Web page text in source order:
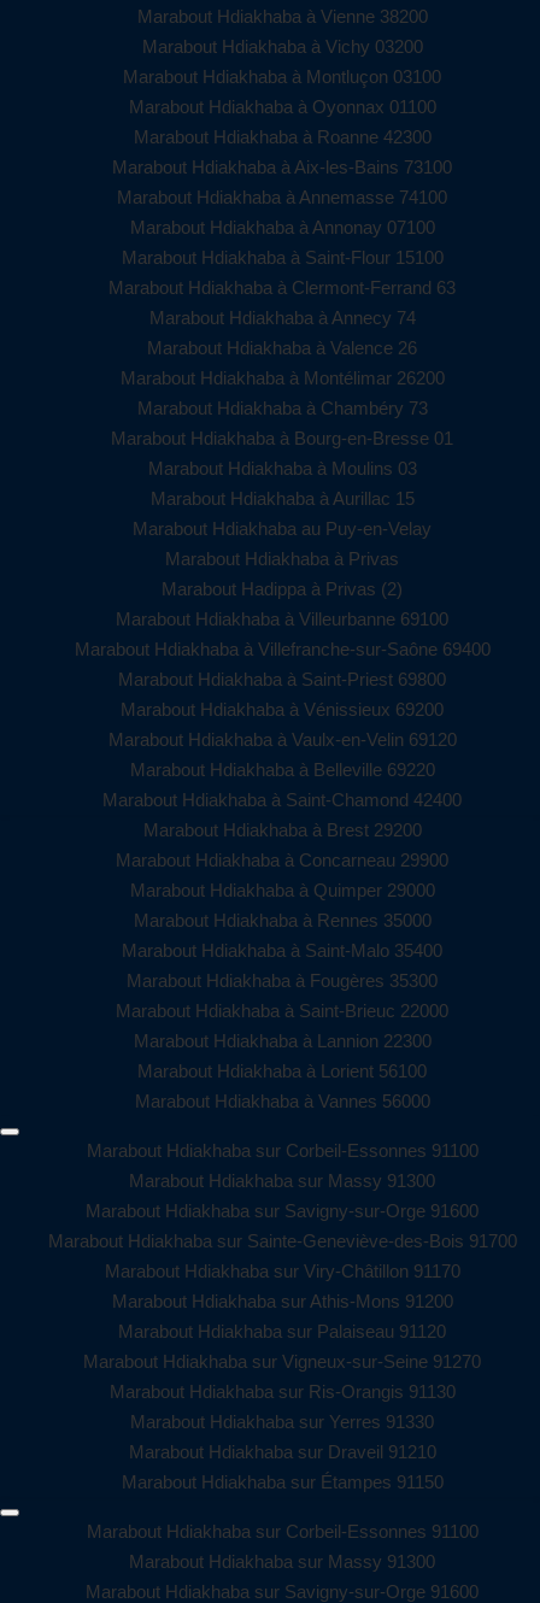
Marabout Hdiakhaba à Vienne 38200
Marabout Hdiakhaba à Vichy 03200
Marabout Hdiakhaba à Montluçon 03100
Marabout Hdiakhaba à Oyonnax 01100
Marabout Hdiakhaba à Roanne 42300
Marabout Hdiakhaba à Aix-les-Bains 73100
Marabout Hdiakhaba à Annemasse 74100
Marabout Hdiakhaba à Annonay 07100
Marabout Hdiakhaba à Saint-Flour 15100
Marabout Hdiakhaba à Clermont-Ferrand 63
Marabout Hdiakhaba à Annecy 74
Marabout Hdiakhaba à Valence 26
Marabout Hdiakhaba à Montélimar 26200
Marabout Hdiakhaba à Chambéry 73
Marabout Hdiakhaba à Bourg-en-Bresse 01
Marabout Hdiakhaba à Moulins 03
Marabout Hdiakhaba à Aurillac 15
Marabout Hdiakhaba au Puy-en-Velay
Marabout Hdiakhaba à Privas
Marabout Hadippa à Privas (2)
Marabout Hdiakhaba à Villeurbanne 69100
Marabout Hdiakhaba à Villefranche-sur-Saône 69400
Marabout Hdiakhaba à Saint-Priest 69800
Marabout Hdiakhaba à Vénissieux 69200
Marabout Hdiakhaba à Vaulx-en-Velin 69120
Marabout Hdiakhaba à Belleville 69220
Marabout Hdiakhaba à Saint-Chamond 42400
Marabout Hdiakhaba à Brest 29200
Marabout Hdiakhaba à Concarneau 29900
Marabout Hdiakhaba à Quimper 29000
Marabout Hdiakhaba à Rennes 35000
Marabout Hdiakhaba à Saint-Malo 35400
Marabout Hdiakhaba à Fougères 35300
Marabout Hdiakhaba à Saint-Brieuc 22000
Marabout Hdiakhaba à Lannion 22300
Marabout Hdiakhaba à Lorient 56100
Marabout Hdiakhaba à Vannes 56000
Marabout Hdiakhaba sur Corbeil-Essonnes 91100
Marabout Hdiakhaba sur Massy 91300
Marabout Hdiakhaba sur Savigny-sur-Orge 91600
Marabout Hdiakhaba sur Sainte-Geneviève-des-Bois 91700
Marabout Hdiakhaba sur Viry-Châtillon 91170
Marabout Hdiakhaba sur Athis-Mons 91200
Marabout Hdiakhaba sur Palaiseau 91120
Marabout Hdiakhaba sur Vigneux-sur-Seine 91270
Marabout Hdiakhaba sur Ris-Orangis 91130
Marabout Hdiakhaba sur Yerres 91330
Marabout Hdiakhaba sur Draveil 91210
Marabout Hdiakhaba sur Étampes 91150
Marabout Hdiakhaba sur Corbeil-Essonnes 91100
Marabout Hdiakhaba sur Massy 91300
Marabout Hdiakhaba sur Savigny-sur-Orge 91600